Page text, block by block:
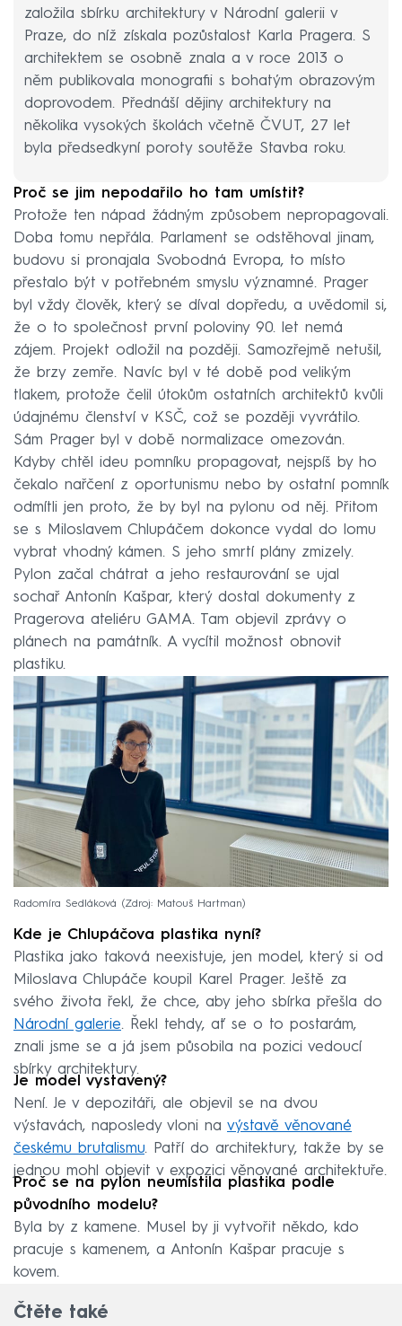
založila sbírku architektury v Národní galerii v
Praze, do níž získala pozůstalost Karla Pragera. S
architektem se osobně znala a v roce 2013 o
něm publikovala monografii s bohatým obrazovým
doprovodem. Přednáší dějiny architektury na
několika vysokých školách včetně ČVUT, 27 let
byla předsedkyní poroty soutěže Stavba roku.
Proč se jim nepodařilo ho tam umístit?
Protože ten nápad žádným způsobem nepropagovali.
Doba tomu nepřála. Parlament se odstěhoval jinam,
budovu si pronajala Svobodná Evropa, to místo
přestalo být v potřebném smyslu významné. Prager
byl vždy člověk, který se díval dopředu, a uvědomil si,
že o to společnost první poloviny 90. let nemá
zájem. Projekt odložil na později. Samozřejmě netušil,
že brzy zemře. Navíc byl v té době pod velikým
tlakem, protože čelil útokům ostatních architektů kvůli
údajnému členství v KSČ, což se později vyvrátilo.
Sám Prager byl v době normalizace omezován.
Kdyby chtěl ideu pomníku propagovat, nejspíš by ho
čekalo nařčení z oportunismu nebo by ostatní pomník
odmítli jen proto, že by byl na pylonu od něj. Přitom
se s Miloslavem Chlupáčem dokonce vydal do lomu
vybrat vhodný kámen. S jeho smrtí plány zmizely.
Pylon začal chátrat a jeho restaurování se ujal
sochař Antonín Kašpar, který dostal dokumenty z
Pragerova ateliéru GAMA. Tam objevil zprávy o
plánech na památník. A vycítil možnost obnovit
plastiku.
Radomíra Sedláková Zdroj: Matouš Hartman
Kde je Chlupáčova plastika nyní?
Plastika jako taková neexistuje, jen model, který si od
Miloslava Chlupáče koupil Karel Prager. Ještě za
svého života řekl, že chce, aby jeho sbírka přešla do
Národní galerie. Řekl tehdy, ať se o to postarám,
znali jsme se a já jsem působila na pozici vedoucí
sbírky architektury.
Je model vystavený?
Není. Je v depozitáři, ale objevil se na dvou
výstavách, naposledy vloni na výstavě věnované
českému brutalismu. Patří do architektury, takže by se
jednou mohl objevit v expozici věnované architektuře.
Proč se na pylon neumístila plastika podle
původního modelu?
Byla by z kamene. Musel by ji vytvořit někdo, kdo
pracuje s kamenem, a Antonín Kašpar pracuje s
kovem.
Čtěte také